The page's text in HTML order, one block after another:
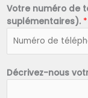
Votre numéro de
suplémentaires). *
Décrivez-nous